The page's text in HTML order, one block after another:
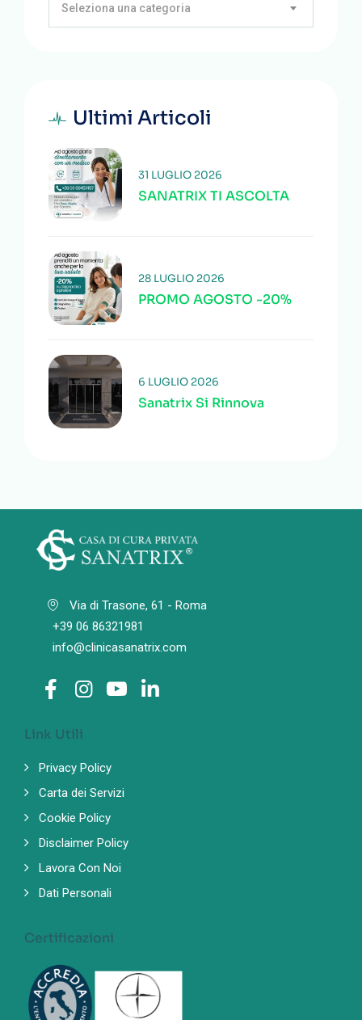
Seleziona una categoria
Ultimi Articoli
SANATRIX TI ASCOLTA
31 LUGLIO 2026
PROMO AGOSTO -20%
28 LUGLIO 2026
Sanatrix Si Rinnova
6 LUGLIO 2026
Via di Trasone, 61 - Roma
+39 06 86321981
info@clinicasanatrix.com
Link Utili
Privacy Policy
Carta dei Servizi
Cookie Policy
Disclaimer Policy
Lavora Con Noi
Dati Personali
Certificazioni